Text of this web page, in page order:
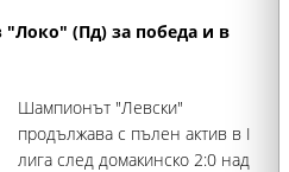
"Локо" (Пд) за победа и в
Шампионът "Левски"
продължава с пълен актив в I
лига след домакинско 2:0 над